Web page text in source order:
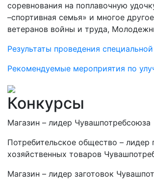
соревнования на поплавочную
–спортивная семья» и многое
ветеранов войны и труда,
Результаты проведения
Рекомендуемые мероприятия по
Конкурсы
Магазин – лидер Чувашпотребсоюза
Потребительское общество –
хозяйственных товаров
Магазин – лидер заготовок